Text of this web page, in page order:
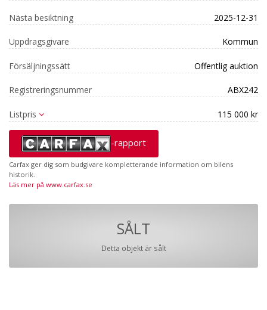
Nästa besiktning 2025-12-31
Uppdragsgivare Kommun
Försäljningssätt Offentlig auktion
Registreringsnummer ABX242
Listpris 115 000 kr
-rapport
Carfax ger dig som budgivare kompletterande information om bilens
historik.
Läs mer på www.carfax.se
SÅLT
Detta objekt är sålt